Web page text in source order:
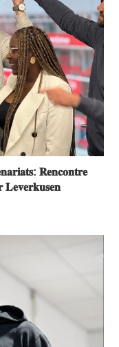
𝐑𝐞𝐧𝐜𝐨𝐧𝐭𝐫𝐞
𝐋𝐞𝐯𝐞𝐫𝐤𝐮𝐬𝐞𝐧